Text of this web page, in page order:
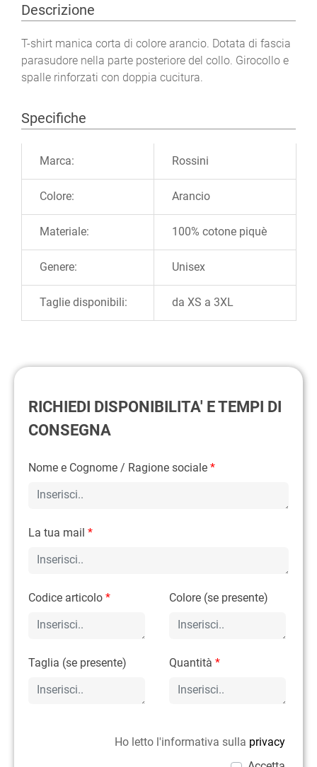
Descrizione
T-shirt manica corta di colore arancio. Dotata di fascia
parasudore nella parte posteriore del collo. Girocollo e
spalle rinforzati con doppia cucitura.
Specifiche
Marca: Rossini
Colore: Arancio
Materiale: 100% cotone piquè
Genere: Unisex
Taglie disponibili: da XS a 3XL
RICHIEDI DISPONIBILITA' E TEMPI DI
CONSEGNA
Nome e Cognome / Ragione sociale *
La tua mail *
Codice articolo * Colore (se presente)
Taglia (se presente) Quantità*
Ho letto l'informativa sulla privacy